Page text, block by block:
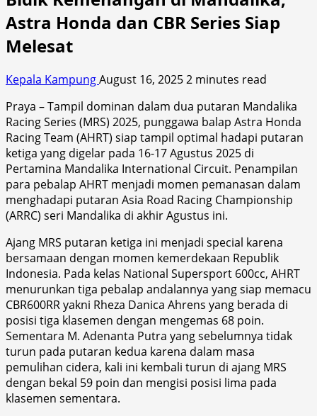
Astra Honda dan CBR Series Siap
Melesat
Kepala KampungAugust 16, 20252 minutes read
Praya – Tampil dominan dalam dua putaran Mandalika
Racing Series (MRS) 2025, punggawa balap Astra Honda
Racing Team (AHRT) siap tampil optimal hadapi putaran
ketiga yang digelar pada 16-17 Agustus 2025 di
Pertamina Mandalika International Circuit. Penampilan
para pebalap AHRT menjadi momen pemanasan dalam
menghadapi putaran Asia Road Racing Championship
(ARRC) seri Mandalika di akhir Agustus ini.
Ajang MRS putaran ketiga ini menjadi special karena
bersamaan dengan momen kemerdekaan Republik
Indonesia. Pada kelas National Supersport 600cc, AHRT
menurunkan tiga pebalap andalannya yang siap memacu
CBR600RR yakni Rheza Danica Ahrens yang berada di
posisi tiga klasemen dengan mengemas 68 poin.
Sementara M. Adenanta Putra yang sebelumnya tidak
turun pada putaran kedua karena dalam masa
pemulihan cidera, kali ini kembali turun di ajang MRS
dengan bekal 59 poin dan mengisi posisi lima pada
klasemen sementara.